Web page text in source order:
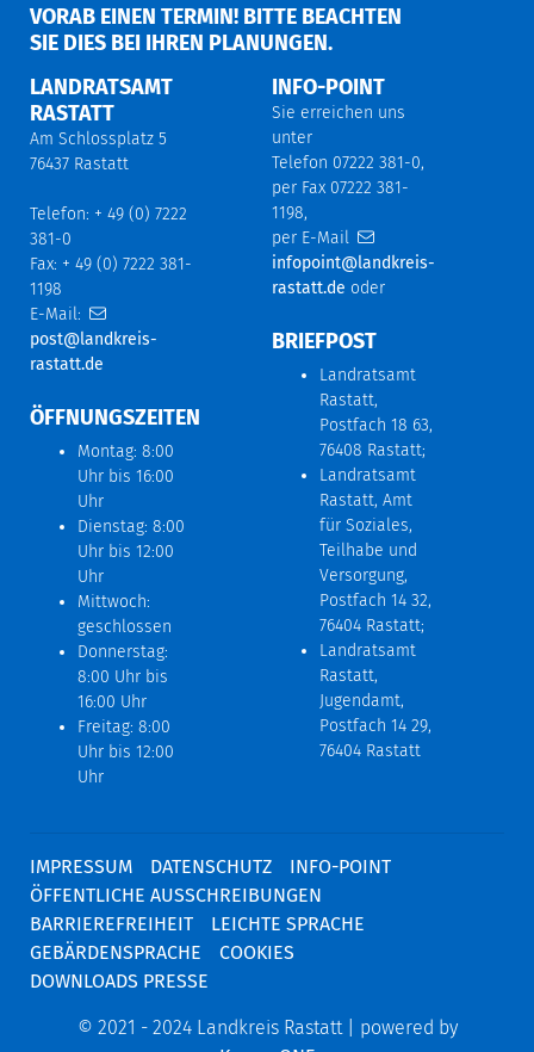
ORAB EINEN TERMIN! BITTE BEACHTEN S
IE DIES BEI IHREN PLANUNGEN.
LANDRATSAMT
RASTATT
Am Schlossplatz 5
76437 Rastatt
Telefon: + 49 (0) 7222
381-0
Fax: + 49 (0) 7222 381-
1198
E-Mail:
post@landkreis-
rastatt.de
ÖFFNUNGSZEITEN
Montag: 8:00
Uhr bis 16:00
Uhr
Dienstag: 8:00
Uhr bis 12:00
Uhr
Mittwoch:
geschlossen
Donnerstag:
8:00 Uhr bis
16:00 Uhr
Freitag: 8:00
Uhr bis 12:00
Uhr
INFO-POINT
Sie erreichen uns
unter
Telefon 07222 381-0,
per Fax 07222 381-
1198,
per E-Mail
infopoint@landkreis-
rastatt.de oder
BRIEFPOST
Landratsamt
Rastatt,
Postfach 18 63,
76408 Rastatt;
Landratsamt
Rastatt, Amt
für Soziales,
Teilhabe und
Versorgung,
Postfach 14 32,
76404 Rastatt;
Landratsamt
Rastatt,
Jugendamt,
Postfach 14 29,
76404 Rastatt
IMPRESSUM DATENSCHUTZ
INFO-POINT
ÖFFENTLICHE AUSSCHREIBUNGEN
BARRIEREFREIHEIT
LEICHTE SPRACHE
GEBÄRDENSPRACHE
COOKIES
DOWNLOADS PRESSE
© 2021 - 2024 Landkreis Rastatt | powered by